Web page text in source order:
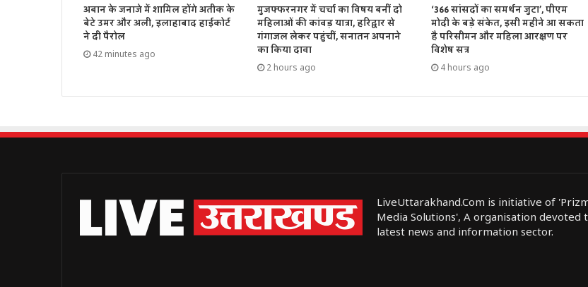
अबान के जनाजे में शामिल होंगे अतीक के
बेटे उमर और अली, इलाहाबाद हाईकोर्ट
ने दी पैरोल
42 minutes ago
मुजफ्फरनगर में चर्चा का विषय बनीं दो
महिलाओं की कांवड़ यात्रा, हरिद्वार से
गंगाजल लेकर पहुंचीं, सनातन अपनाने
का किया दावा
2 hours ago
‘366 सांसदों का समर्थन जुटा’, पीएम
मोदी के बड़े संकेत, इसी महीने आ सकता
है परिसीमन और महिला आरक्षण पर
विशेष सत्र
4 hours ago
LiveUttarakhand.Com is initiative of
Media Solutions', A organisation devoted
latest news and information sector.